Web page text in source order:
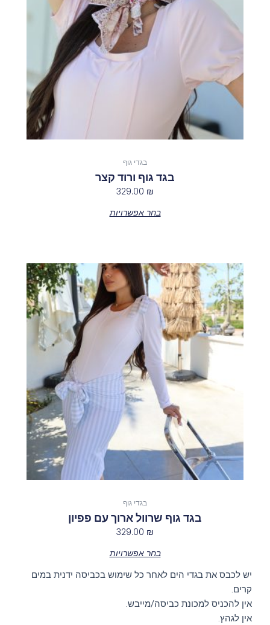
בגדי גוף
בגד גוף ורוד קצר
329.00 ₪
בחר אפשרויות
לבחור
את
האפשרויות
בעמוד
בגדי גוף
בגד גוף שרוול ארוך עם פפיון
329.00 ₪
בחר אפשרויות
למוצר
זה
מספר
האפשרויות
בעמוד
המוצר
יש לכבס את בגדי הים לאחר כל שימוש בכביסה ידנית במים
קרים.
אין להכניס למכונת כביסה/מייבש.
אין לגהץ.